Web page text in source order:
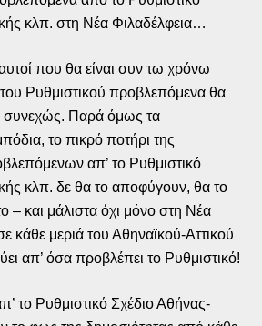
κλπ. στη Νέα Φιλαδέλφεια…
που θα είναι συν τω χρόνω
του Ρυθμιστικού προβλεπόμενα θα
συνεχώς. Παρά όμως τα
το πικρό ποτήρι της
απ’ το Ρυθμιστικό
κλπ. δε θα το αποφύγουν, θα το
– και μάλιστα όχι μόνο στη Νέα
κάθε μεριά του Αθηναϊκού-Αττικού
απ’ όσα προβλέπει το Ρυθμιστικό!
το Ρυθμιστικό Σχέδιο Αθήνας-